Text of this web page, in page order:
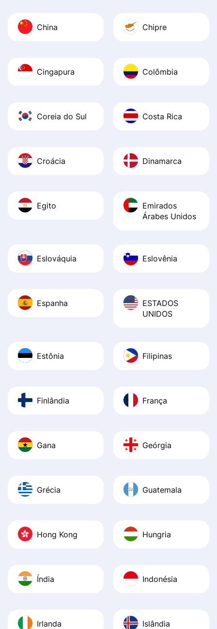
China Chipre
Cingapura Colômbia
Coreia do Sul Costa Rica
Croácia Dinamarca
Egito
Emirados
Árabes Unidos
Eslováquia Eslovênia
Espanha
ESTADOS
UNIDOS
Estônia Filipinas
Finlândia França
Gana Geórgia
Grécia Guatemala
Hong Kong Hungria
Índia Indonésia
Irlanda Islândia